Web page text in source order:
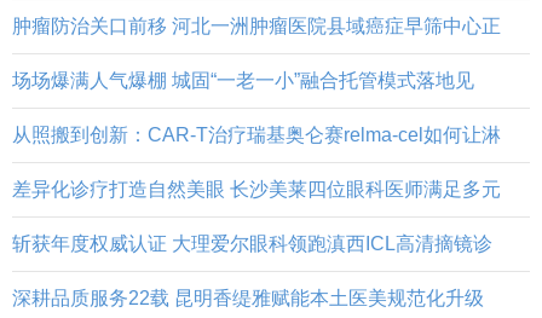
肿瘤防治关口前移 河北一洲肿瘤医院县域癌症早筛中心正
场场爆满人气爆棚 城固“一老一小”融合托管模式落地见
从照搬到创新：CAR-T治疗瑞基奥仑赛relma-cel如何让淋
差异化诊疗打造自然美眼 长沙美莱四位眼科医师满足多元
斩获年度权威认证 大理爱尔眼科领跑滇西ICL高清摘镜诊
深耕品质服务22载 昆明香缇雅赋能本土医美规范化升级